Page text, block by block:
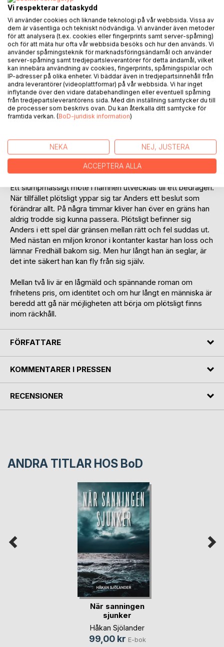
BESKRIVNING
Mellan två liv
Anders Bure lämnar sitt arbete, sin lägenhet och sitt gamla
något friare. Ombord på segelbåten Efventyra, i skuggan av
Tranebergsbron, börjar ett nytt liv ta form. Utan krav, utan
tider och utan någon annan som bestämmer.
Ett slumpmässigt möte i hamnen utvecklas till ett bedrägeri.
När tillfället plötsligt yppar sig tar Anders ett beslut som
förändrar allt. På några timmar kliver han över en gräns han
aldrig trodde sig kunna passera. Plötsligt befinner sig
Anders i ett spel där gränsen mellan rätt och fel suddas ut.
Med nästan en miljon kronor i kontanter kastar han loss och
lämnar Fredhäll bakom sig. Men hur långt han än seglar, är
det inte säkert han kan fly från sig själv.
Mellan två liv är en lågmäld och spännande roman om
frihetens pris, om identitet och om hur långt en människa är
beredd att gå när möjligheten att börja om plötsligt finns
inom räckhåll.
FÖRFATTARE
KOMMENTARER I PRESSEN
RECENSIONER
ANDRA TITLAR HOS BoD
När sanningen
sjunker
Håkan Sjölander
99,00 kr E-bok
Vi respekterar dataskydd
Vi använder cookies och liknande teknologi på vår webbsida. Vissa av
dem är väsentliga och tekniskt nödvändiga. Vi använder även metoder
för att analysera (t.ex. cookies eller fingerprints samt server-spårning)
och för att mäta hur ofta vår webbsida besöks och hur den används. Vi
använder spårningsteknik för marknadsföringsändamål och använder
server-spårning samt tredjepartsleverantörer för detta ändamål, vilket
kan innebära användning av cookies, fingerprints, spårningspixlar och
IP-adresser på olika enheter. Vi bäddar även in tredjepartsinnehåll från
andra leverantörer (videoplattformar) på vår webbsida. Vi har inget
inflytande över den vidare databehandlingen eller eventuell spårning
från tredjepartsleverantörens sida. Med din inställning samtycker du till
de processer som beskrivs ovan. Du kan återkalla ditt samtycke för
framtida verkan. (BoD-juridisk information)
NEKA NEJ, JUSTERA
ACCEPTERA ALLA